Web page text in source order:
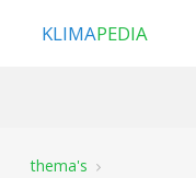
KLIMAPEDIA
thema's